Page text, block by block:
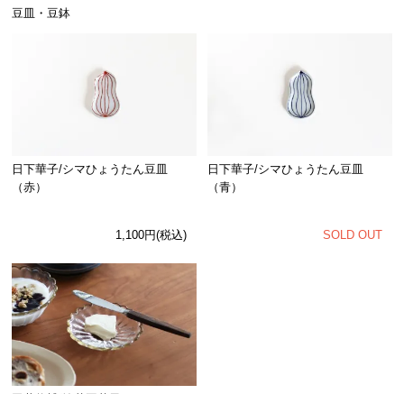
豆皿・豆鉢
日下華子/シマひょうたん豆皿
（赤）
1,100円(税込)
日下華子/シマひょうたん豆皿
（青）
SOLD OUT